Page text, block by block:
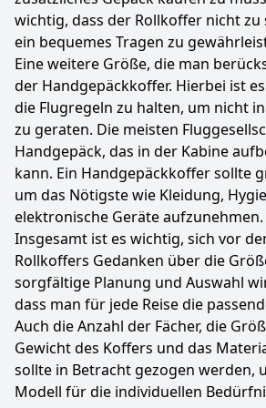
wichtig, dass der Rollkoffer nicht
ein bequemes Tragen zu
Eine weitere Größe, die man
der Handgepäckkoffer. Hierbei ist
die Flugregeln zu halten, um nicht
zu geraten. Die meisten
Handgepäck, das in der Kabine
kann. Ein Handgepäckkoffer sollte
um das Nötigste wie Kleidung,
elektronische Geräte aufzunehmen.
Insgesamt ist es wichtig, sich vor
Rollkoffers Gedanken über die
sorgfältige Planung und Auswahl
dass man für jede Reise die
Auch die Anzahl der Fächer, die
Gewicht des Koffers und das
sollte in Betracht gezogen werden,
Modell für die individuellen